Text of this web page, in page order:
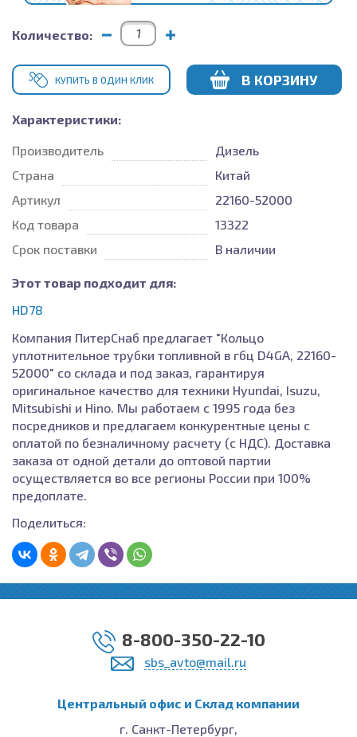
Количество:
КУПИТЬ В ОДИН КЛИК В КОРЗИНУ
Характеристики:
Производитель
Дизель
Страна
Китай
Артикул
22160-52000
Код товара
13322
Срок поставки
В наличии
Этот товар подходит для:
HD78
Компания ПитерСнаб предлагает "Кольцо
уплотнительное трубки топливной в гбц D4GA, 22160-
52000" со склада и под заказ, гарантируя
оригинальное качество для техники Hyundai, Isuzu,
Mitsubishi и Hino. Мы работаем с 1995 года без
посредников и предлагаем конкурентные цены с
оплатой по безналичному расчету (с НДС). Доставка
заказа от одной детали до оптовой партии
осуществляется во все регионы России при 100%
предоплате.
Поделиться:
8-800-350-22-10
sbs_avto@mail.ru
Центральный офис и Cклад компании
г. Санкт-Петербург,